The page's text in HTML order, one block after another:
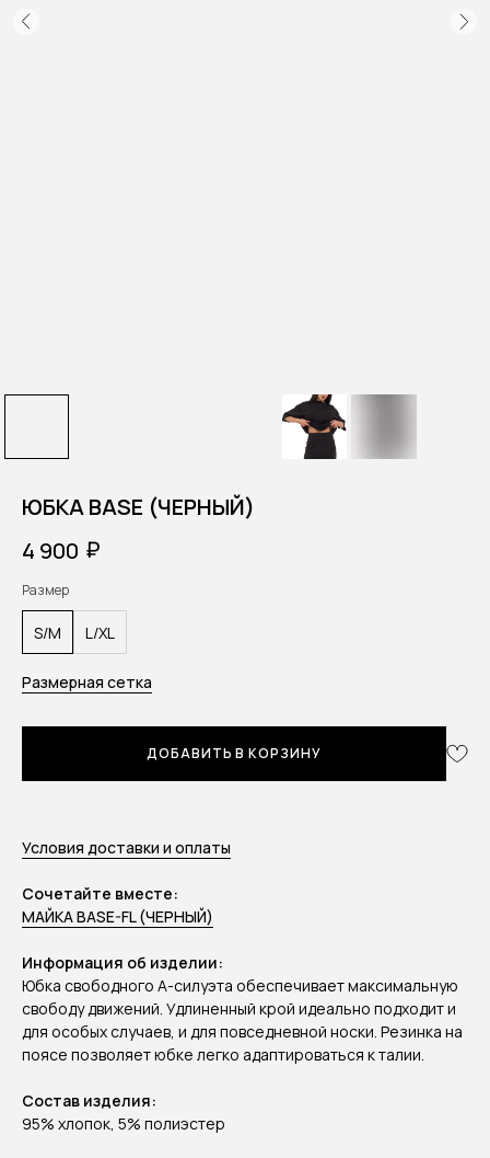
ЮБКА BASE (ЧЕРНЫЙ)
4 900 ₽
Размер
S/M L/XL
Размерная сетка
ДОБАВИТЬ В КОРЗИНУ
Условия доставки и оплаты
Сочетайте вместе:
МАЙКА BASE-FL (ЧЕРНЫЙ)
Информация об изделии:
Юбка свободного А-силуэта обеспечивает максимальную
свободу движений. Удлиненный крой идеально подходит и
для особых случаев, и для повседневной носки. Резинка на
поясе позволяет юбке легко адаптироваться к талии.
Состав изделия:
95% хлопок, 5% полиэстер